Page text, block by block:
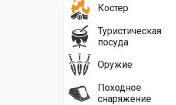
Костер
Туристическая
посуда
Оружие
Походное
снаряжение